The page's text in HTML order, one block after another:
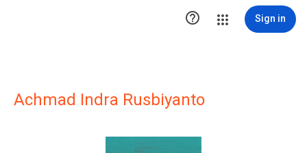
 Sign in
Achmad Indra Rusbiyanto